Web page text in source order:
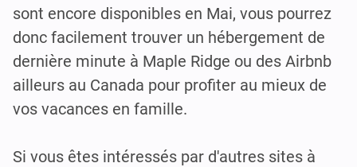
sont encore disponibles en Mai, vous pourrez
donc facilement trouver un hébergement de
dernière minute à Maple Ridge ou des Airbnb
ailleurs au Canada pour profiter au mieux de
vos vacances en famille.
Si vous êtes intéressés par d'autres sites à